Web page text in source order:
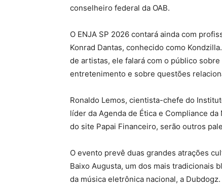
conselheiro federal da OAB.
O ENJA SP 2026 contará ainda com
Konrad Dantas, conhecido como
de artistas, ele falará com o público
entretenimento e sobre questões
Ronaldo Lemos, cientista-chefe do
líder da Agenda de Ética e Compliance
do site Papai Financeiro, serão outros
O evento prevê duas grandes atrações
Baixo Augusta, um dos mais tradicionais
da música eletrônica nacional, a Dubdogz.